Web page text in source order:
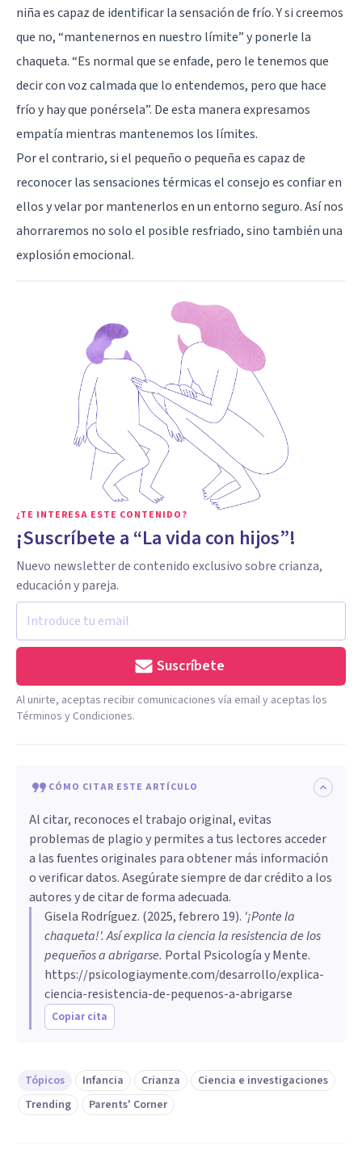
niña es capaz de identificar la sensación de frío. Y si creemos
que no, “mantenernos en nuestro límite” y ponerle la
chaqueta. “Es normal que se enfade, pero le tenemos que
decir con voz calmada que lo entendemos, pero que hace
frío y hay que ponérsela”. De esta manera expresamos
empatía mientras mantenemos los límites.
Por el contrario, si el pequeño o pequeña es capaz de
reconocer las sensaciones térmicas el consejo es confiar en
ellos y velar por mantenerlos en un entorno seguro. Así nos
ahorraremos no solo el posible resfriado, sino también una
explosión emocional.
¿TE INTERESA ESTE CONTENIDO?
¡Suscríbete a “La vida con hijos”!
Nuevo newsletter de contenido exclusivo sobre crianza,
educación y pareja.
Suscríbete
Al unirte, aceptas recibir comunicaciones vía email y aceptas los
Términos y Condiciones.
CÓMO CITAR ESTE ARTÍCULO
Al citar, reconoces el trabajo original, evitas
problemas de plagio y permites a tus lectores acceder
a las fuentes originales para obtener más información
o verificar datos. Asegúrate siempre de dar crédito a los
autores y de citar de forma adecuada.
Gisela Rodríguez. (2025, febrero 19). '¡Ponte la
chaqueta!'. Así explica la ciencia la resistencia de los
pequeños a abrigarse. Portal Psicología y Mente.
https://psicologiaymente.com/desarrollo/explica-
ciencia-resistencia-de-pequenos-a-abrigarse
Copiar cita
Tópicos Infancia Crianza
Ciencia e investigaciones
Trending
Parents' Corner